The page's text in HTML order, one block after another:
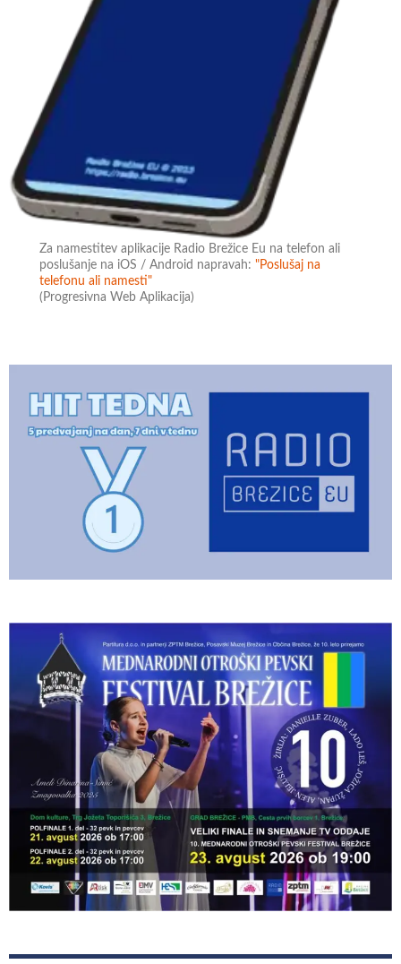
Za namestitev aplikacije Radio Brežice Eu na telefon ali
poslušanje na iOS / Android napravah:"Poslušaj na
telefonu ali namesti"
(Progresivna Web Aplikacija)